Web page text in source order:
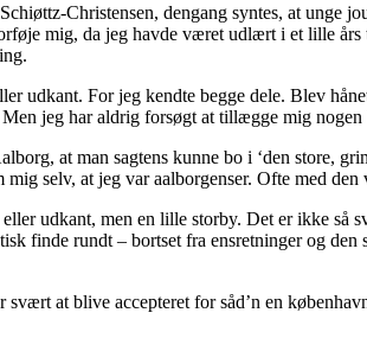
Christensen, dengang syntes, at unge
mig, da jeg havde været udlært i et lille
udkant. For jeg kendte begge dele. Blev
jeg har aldrig forsøgt at tillægge mig
at man sagtens kunne bo i ‘den store,
selv, at jeg var aalborgenser. Ofte med
udkant, men en lille storby. Det er ikke
finde rundt – bortset fra ensretninger og
at blive accepteret for såd’n en